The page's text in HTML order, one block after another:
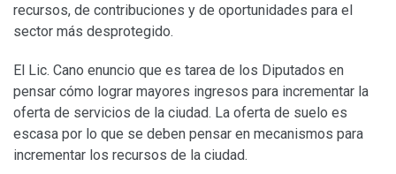
recursos, de contribuciones y de oportunidades para el
sector más desprotegido.
El Lic. Cano enuncio que es tarea de los Diputados en
pensar cómo lograr mayores ingresos para incrementar la
oferta de servicios de la ciudad. La oferta de suelo es
escasa por lo que se deben pensar en mecanismos para
incrementar los recursos de la ciudad.